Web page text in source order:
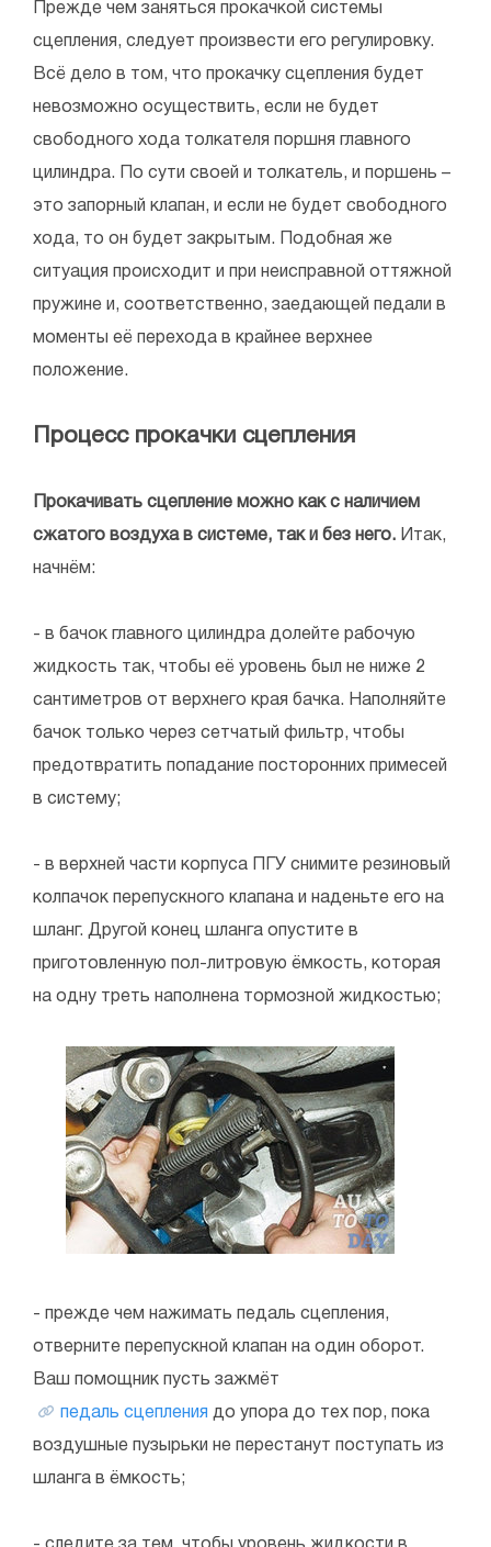
Прежде чем заняться прокачкой системы
сцепления, следует произвести его регулировку.
Всё дело в том, что прокачку сцепления будет
невозможно осуществить, если не будет
свободного хода толкателя поршня главного
цилиндра. По сути своей и толкатель, и поршень –
это запорный клапан, и если не будет свободного
хода, то он будет закрытым. Подобная же
ситуация происходит и при неисправной оттяжной
пружине и, соответственно, заедающей педали в
моменты её перехода в крайнее верхнее
положение.
Процесс прокачки сцепления
Прокачивать сцепление можно как с наличием
сжатого воздуха в системе, так и без него. Итак,
начнём:
- в бачок главного цилиндра долейте рабочую
жидкость так, чтобы её уровень был не ниже 2
сантиметров от верхнего края бачка. Наполняйте
бачок только через сетчатый фильтр, чтобы
предотвратить попадание посторонних примесей
в систему;
- в верхней части корпуса ПГУ снимите резиновый
колпачок перепускного клапана и наденьте его на
шланг. Другой конец шланга опустите в
приготовленную пол-литровую ёмкость, которая
на одну треть наполнена тормозной жидкостью;
- прежде чем нажимать педаль сцепления,
отверните перепускной клапан на один оборот.
Ваш помощник пусть зажмёт
педаль сцепления до упора до тех пор, пока
воздушные пузырьки не перестанут поступать из
шланга в ёмкость;